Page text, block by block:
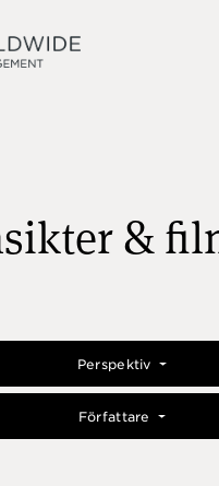
&
Perspektiv
Författare